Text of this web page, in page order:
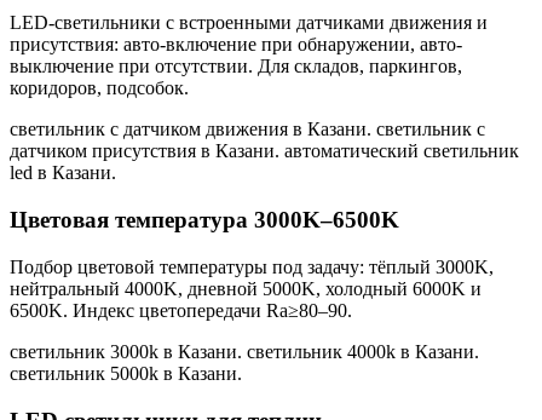
LED-светильники с встроенными датчиками движения и
присутствия: авто-включение при обнаружении, авто-
выключение при отсутствии. Для складов, паркингов,
коридоров, подсобок.
светильник с датчиком движения в Казани. светильник с
датчиком присутствия в Казани. автоматический светильник
led в Казани.
Цветовая температура 3000K–6500K
Подбор цветовой температуры под задачу: тёплый 3000K,
нейтральный 4000K, дневной 5000K, холодный 6000K и
6500K. Индекс цветопередачи Ra≥80–90.
светильник 3000k в Казани. светильник 4000k в Казани.
светильник 5000k в Казани.